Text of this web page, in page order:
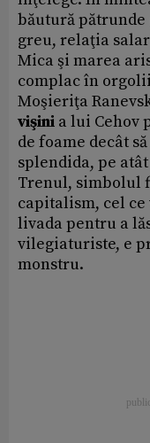
băutură
greu, relaţia
Mica şi marea
complac în
Moşieriţa
vişini a lui Cehov
de foame decât
splendida, pe
Trenul, simbolul
capitalism, cel ce
livada pentru a
vilegiaturiste, e
monstru.